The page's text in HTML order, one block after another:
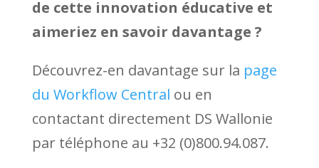
de cette innovation éducative et
aimeriez en savoir davantage ?
Découvrez-en davantage sur la page
du Workflow Central ou en
contactant directement DS Wallonie
par téléphone au +32 (0)800.94.087.